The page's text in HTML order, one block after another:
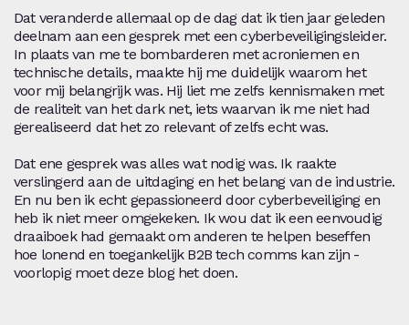
Dat veranderde allemaal op de dag dat ik tien jaar geleden
deelnam aan een gesprek met een cyberbeveiligingsleider.
In plaats van me te bombarderen met acroniemen en
technische details, maakte hij me duidelijk waarom het
voor mij belangrijk was. Hij liet me zelfs kennismaken met
de realiteit van het dark net, iets waarvan ik me niet had
gerealiseerd dat het zo relevant of zelfs echt was.
Dat ene gesprek was alles wat nodig was. Ik raakte
verslingerd aan de uitdaging en het belang van de industrie.
En nu ben ik echt gepassioneerd door cyberbeveiliging en
heb ik niet meer omgekeken. Ik wou dat ik een eenvoudig
draaiboek had gemaakt om anderen te helpen beseffen
hoe lonend en toegankelijk B2B tech comms kan zijn -
voorlopig moet deze blog het doen.